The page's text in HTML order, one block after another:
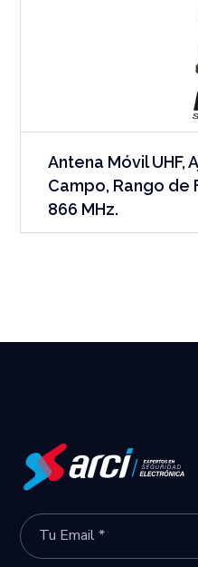
Antena Móvil UHF,
Campo, Rango de
866 MHz.